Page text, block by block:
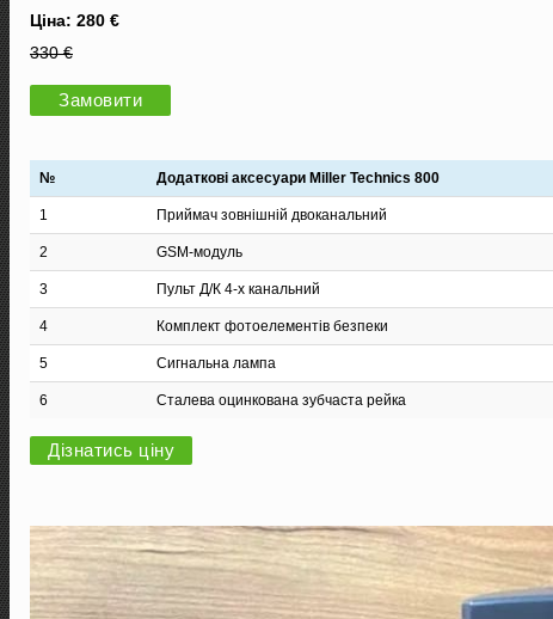
Ціна: 280 €
330 €
Замовити
№ Додаткові аксесуари Miller Technics 800
1 Приймач зовнішній двоканальний
2 GSM-модуль
3 Пульт Д/К 4-х канальний
4 Комплект фотоелементів безпеки
5 Сигнальна лампа
6 Сталева оцинкована зубчаста рейка
Дізнатись ціну